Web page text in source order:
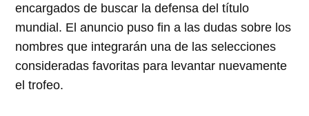
encargados de buscar la defensa del título
mundial. El anuncio puso fin a las dudas sobre los
nombres que integrarán una de las selecciones
consideradas favoritas para levantar nuevamente
el trofeo.